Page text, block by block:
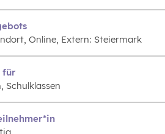
Online, Extern: Steiermark
für
Schulklassen